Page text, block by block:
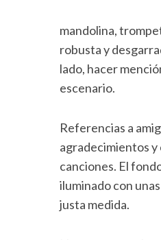
mandolina,
robusta y
lado, hacer
escenario.
Referencias a
agradecimientos
canciones. El
iluminado con
justa medida.